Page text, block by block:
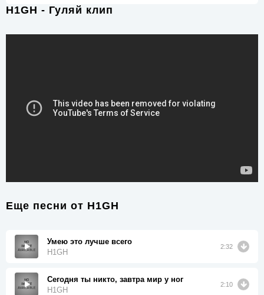
H1GH - Гуляй клип
Еще песни от H1GH
Умею это лучше всего
H1GH
2:32
Сегодня ты никто, завтра мир у ног
H1GH
2:10